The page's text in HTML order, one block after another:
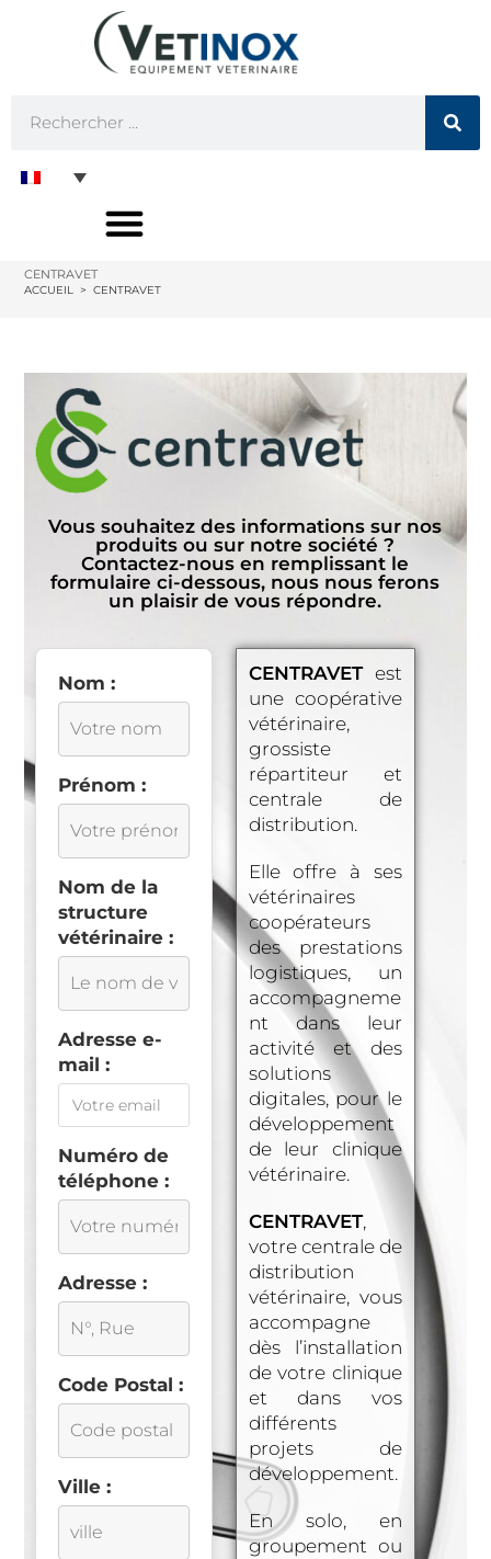
CENTRAVET
ACCUEIL > CENTRAVET
Vous souhaitez des informations sur nos
produits ou sur notre société ?
Contactez-nous en remplissant le
formulaire ci-dessous, nous nous ferons
un plaisir de vous répondre.
Nom :
Prénom :
Nom de la
structure
vétérinaire :
Adresse e-
mail :
Numéro de
téléphone :
Adresse :
Code Postal :
Ville :
CENTRAVETest
une coopérative
vétérinaire,
grossiste
répartiteur et
centrale de
distribution.
Elle offre à ses
vétérinaires
coopérateurs
des prestations
logistiques, un
accompagneme
nt dans leur
activité et des
solutions
digitales, pour le
développement
de leur clinique
vétérinaire.
CENTRAVET,
votre centrale de
distribution
vétérinaire, vous
accompagne
dès l’installation
de votre clinique
et dans vos
différents
projets de
développement.
En solo, en
groupement ou